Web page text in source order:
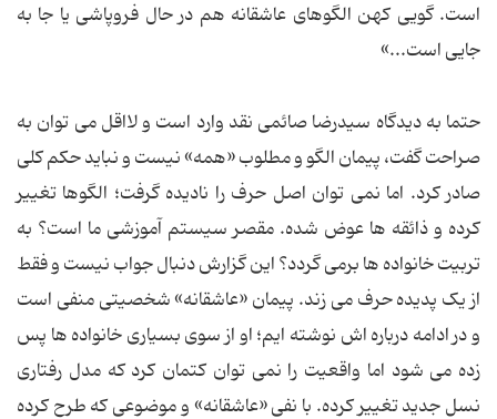
است. گویی کهن الگوهای عاشقانه هم در حال فروپاشی یا جا به
جایی است...»
حتما به دیدگاه سیدرضا صائمی نقد وارد است و لااقل می توان به
صراحت گفت، پیمان الگو و مطلوب «همه» نیست و نباید حکم کلی
صادر کرد. اما نمی توان اصل حرف را نادیده گرفت؛ الگوها تغییر
کرده و ذائقه ها عوض شده. مقصر سیستم آموزشی ما است؟ به
تربیت خانواده ها برمی گردد؟ این گزارش دنبال جواب نیست و فقط
از یک پدیده حرف می زند. پیمان «عاشقانه» شخصیتی منفی است
و در ادامه درباره اش نوشته ایم؛ او از سوی بسیاری خانواده ها پس
زده می شود اما واقعیت را نمی توان کتمان کرد که مدل رفتاری
نسل جدید تغییر کرده. با نفی «عاشقانه» و موضوعی که طرح کرده